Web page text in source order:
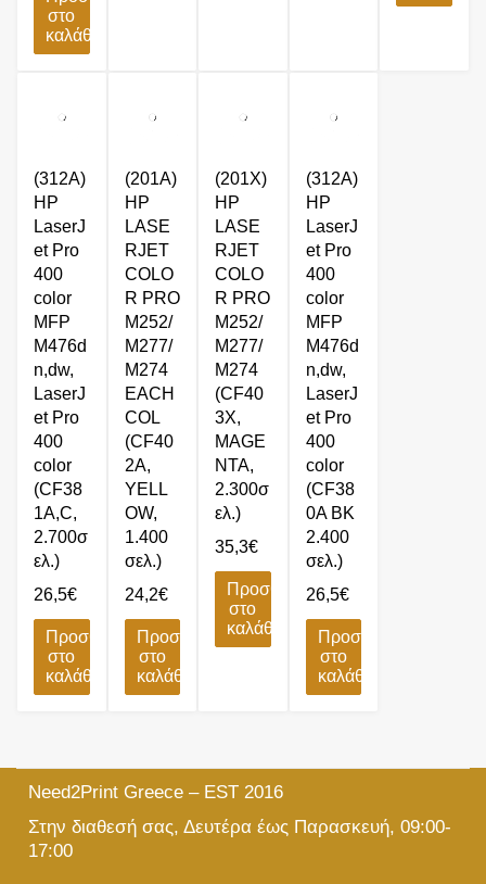
στο
καλάθι
(312A)
HP
LaserJ
et Pro
400
color
MFP
M476d
n,dw,
LaserJ
et Pro
400
color
(CF38
1A,C,
2.700σ
ελ.)
26,5€
Προσθήκη
στο
καλάθι
(201A)
HP
LASE
RJET
COLO
R PRO
M252/
M277/
M274
EACH
COL
(CF40
2A,
YELL
OW,
1.400
σελ.)
24,2€
Προσθήκη
στο
καλάθι
(201X)
HP
LASE
RJET
COLO
R PRO
M252/
M277/
M274
(CF40
3X,
MAGE
NTA,
2.300σ
ελ.)
35,3€
Προσθήκη
στο
καλάθι
(312A)
HP
LaserJ
et Pro
400
color
MFP
M476d
n,dw,
LaserJ
et Pro
400
color
(CF38
0A BK
2.400
σελ.)
26,5€
Προσθήκη
στο
καλάθι
Need2Print Greece – EST 2016
Στην διαθεσή σας, Δευτέρα έως Παρασκευή, 09:00-
17:00